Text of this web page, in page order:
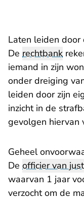
Laten leiden
De rechtbank
iemand in zijn
onder dreiging
leiden door zijn
inzicht in de
gevolgen hiervan
Geheel
De officier van
waarvan 1 jaar
verzocht om de